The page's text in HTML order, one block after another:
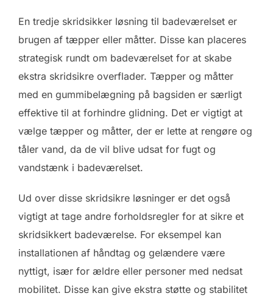
En tredje skridsikker løsning til badeværelset er
brugen af tæpper eller måtter. Disse kan placeres
strategisk rundt om badeværelset for at skabe
ekstra skridsikre overflader. Tæpper og måtter
med en gummibelægning på bagsiden er særligt
effektive til at forhindre glidning. Det er vigtigt at
vælge tæpper og måtter, der er lette at rengøre og
tåler vand, da de vil blive udsat for fugt og
vandstænk i badeværelset.
Ud over disse skridsikre løsninger er det også
vigtigt at tage andre forholdsregler for at sikre et
skridsikkert badeværelse. For eksempel kan
installationen af håndtag og gelændere være
nyttigt, især for ældre eller personer med nedsat
mobilitet. Disse kan give ekstra støtte og stabilitet